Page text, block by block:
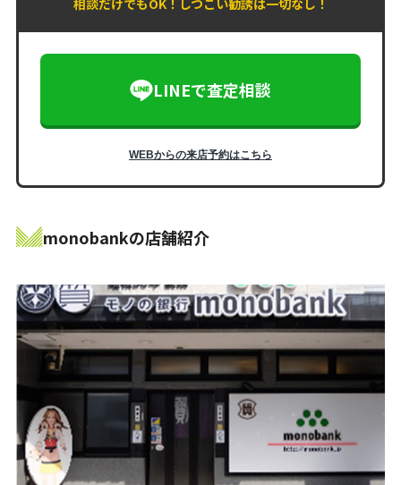
相談だけでもOK！しつこい勧誘は一切なし！
LINEで査定相談
WEBからの来店予約はこちら
monobankの店舗紹介